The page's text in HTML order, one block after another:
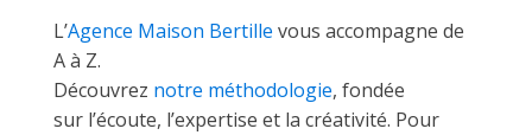
L’Agence Maison Bertille vous accompagne de
A à Z.
Découvrez notre méthodologie, fondée
sur l’écoute, l’expertise et la créativité. Pour